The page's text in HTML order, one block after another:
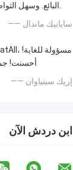
البائع. وسهل التواصل والاستجابة السريعة أيضًا.
—— سايانيك ماندال
أحسنت!
—— إريك سيتياوان
ابن دردش الآن